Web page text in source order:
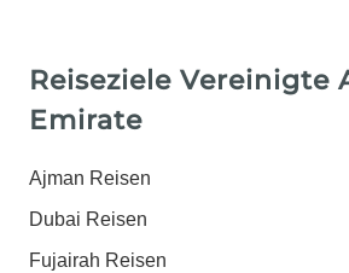
Reiseziele Vereinigte
Emirate
Ajman Reisen
Dubai Reisen
Fujairah Reisen